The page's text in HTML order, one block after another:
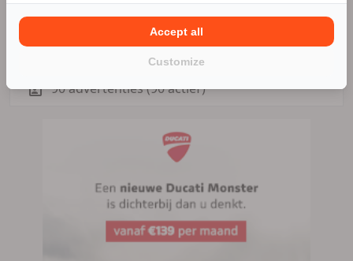
Made
90 advertenties (90 actief)
Customize
Accept all